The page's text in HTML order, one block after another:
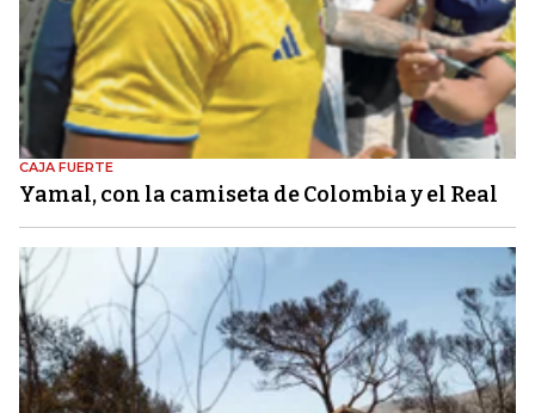
CAJA FUERTE
Yamal, con la camiseta de Colombia y el Real